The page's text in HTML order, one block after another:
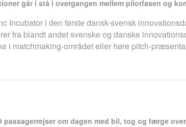
går i stå i overgangen mellem pilotfasen og
Incubator i den første dansk-svensk
fra blandt andet svenske og danske
i matchmaking-området eller høre pitch-
om dagen med bil, tog og færge